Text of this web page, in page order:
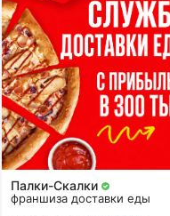
Палки-Скалки
франшиза доставки еды